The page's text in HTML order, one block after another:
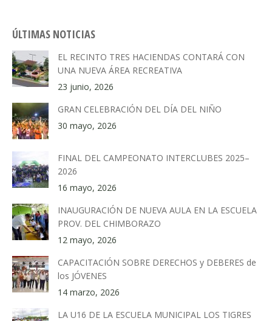
ÚLTIMAS NOTICIAS
EL RECINTO TRES HACIENDAS CONTARÁ CON
UNA NUEVA ÁREA RECREATIVA
23 junio, 2026
GRAN CELEBRACIÓN DEL DÍA DEL NIÑO
30 mayo, 2026
FINAL DEL CAMPEONATO INTERCLUBES 2025–
2026
16 mayo, 2026
INAUGURACIÓN DE NUEVA AULA EN LA ESCUELA
PROV. DEL CHIMBORAZO
12 mayo, 2026
CAPACITACIÓN SOBRE DERECHOS y DEBERES de
los JÓVENES
14 marzo, 2026
LA U16 DE LA ESCUELA MUNICIPAL LOS TIGRES